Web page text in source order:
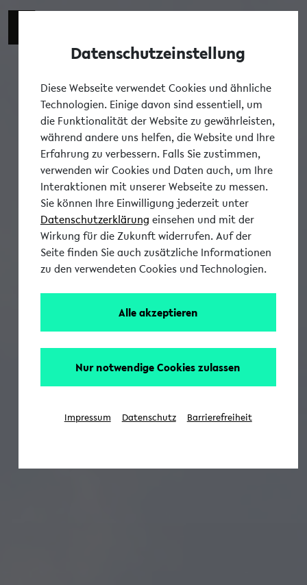
Datenschutzeinstellung
Diese Webseite verwendet Cookies und ähnliche
Technologien. Einige davon sind essentiell, um
die Funktionalität der Website zu gewährleisten,
während andere uns helfen, die Website und Ihre
Erfahrung zu verbessern. Falls Sie zustimmen,
verwenden wir Cookies und Daten auch, um Ihre
Interaktionen mit unserer Webseite zu messen.
Sie können Ihre Einwilligung jederzeit unter
Datenschutzerklärung einsehen und mit der
Wirkung für die Zukunft widerrufen. Auf der
Seite finden Sie auch zusätzliche Informationen
zu den verwendeten Cookies und Technologien.
Alle akzeptieren
Nur notwendige Cookies zulassen
Impressum Datenschutz Barrierefreiheit